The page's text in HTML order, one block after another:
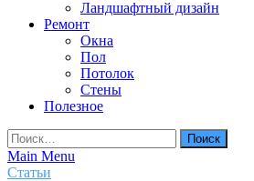
Ландшафтный дизайн
Ремонт
Окна
Пол
Потолок
Стены
Полезное
Найти:
Main Menu
Статьи